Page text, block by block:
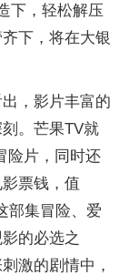
下，轻松解压
下，将在大银
，影片丰富的
。芒果TV就
险片，同时还
票钱，值
部集冒险、爱
的必选之
激的剧情中，